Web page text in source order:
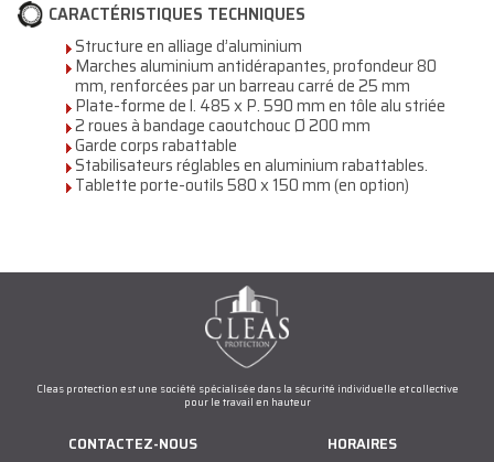
CARACTÉRISTIQUES TECHNIQUES
Structure en alliage d’aluminium
Marches aluminium antidérapantes, profondeur 80
mm, renforcées par un barreau carré de 25 mm
Plate-forme de l. 485 x P. 590 mm en tôle alu striée
2 roues à bandage caoutchouc Ø 200 mm
Garde corps rabattable
Stabilisateurs réglables en aluminium rabattables.
Tablette porte-outils 580 x 150 mm (en option)
Cleas protection est une société spécialisée dans la sécurité individuelle et collective
pour le travail en hauteur
CONTACTEZ-NOUS HORAIRES